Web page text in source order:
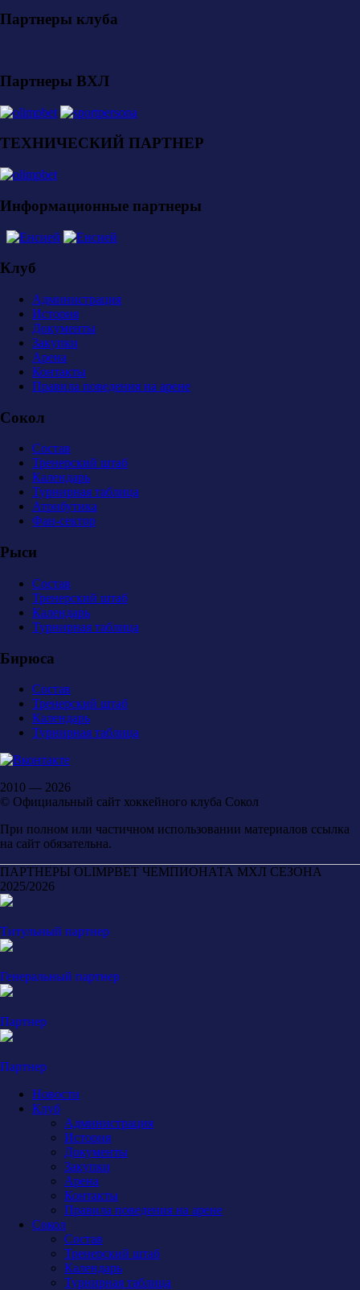
Партнеры клуба
Партнеры ВХЛ
ТЕХНИЧЕСКИЙ ПАРТНЕР
Информационные партнеры
Клуб
Администрация
История
Документы
Закупки
Арена
Контакты
Правила поведения на арене
Сокол
Состав
Тренерский штаб
Календарь
Турнирная таблица
Атрибутика
Фан-сектор
Рыси
Состав
Тренерский штаб
Календарь
Турнирная таблица
Бирюса
Состав
Тренерский штаб
Календарь
Турнирная таблица
2010 — 2026
© Официальный сайт хоккейного клуба Сокол
При полном или частичном использовании материалов ссылка
на сайт обязательна.
ПАРТНЕРЫ OLIMPBET ЧЕМПИОНАТА МХЛ СЕЗОНА
2025/2026
Титульный партнер
Генеральный партнер
Партнер
Партнер
Новости
Клуб
Администрация
История
Документы
Закупки
Арена
Контакты
Правила поведения на арене
Сокол
Состав
Тренерский штаб
Календарь
Турнирная таблица